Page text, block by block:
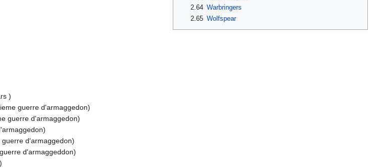
2.64 Warbringers
2.65 Wolfspear
)
guerre d'armaggedon)
guerre d'armaggedon)
d'armaggedon)
d'armaggeddon)